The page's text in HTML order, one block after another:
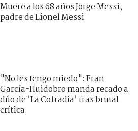
Muere a los 68 años Jorge Messi,
padre de Lionel Messi
"No les tengo miedo": Fran
García-Huidobro manda recado a
dúo de ’La Cofradía’ tras brutal
crítica